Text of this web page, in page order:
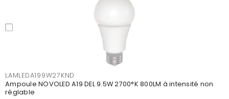
LAMLEDA199W27KND
Ampoule NOVOLED A19 DEL 9.5W 2700°K 800LM à intensité non
réglable